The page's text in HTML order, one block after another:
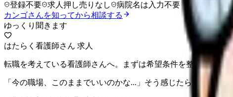
登録不要 求人押し売りなし
病院名は入力不要
カンゴさんを知ってから相談する
ゆっくり聞きます
はたらく看護師さん 求人
転職を考えている看護師さんへ。まずは希望条件を整理して、
「今の職場、このままでいいのかな...」そう感じたら、求人票